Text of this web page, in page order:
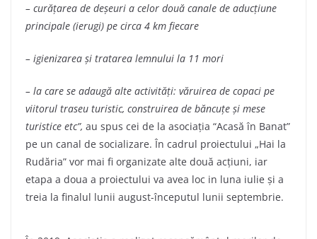
– curățarea de deșeuri a celor două canale de aducțiune
principale (ierugi) pe circa 4 km fiecare
– igienizarea și tratarea lemnului la 11 mori
– la care se adaugă alte activități: văruirea de copaci pe
viitorul traseu turistic, construirea de băncuțe și mese
turistice etc”, au spus cei de la asociația “Acasă în Banat”
pe un canal de socializare. În cadrul proiectului „Hai la
Rudăria” vor mai fi organizate alte două acțiuni, iar
etapa a doua a proiectului va avea loc in luna iulie şi a
treia la finalul lunii august-începutul lunii septembrie.